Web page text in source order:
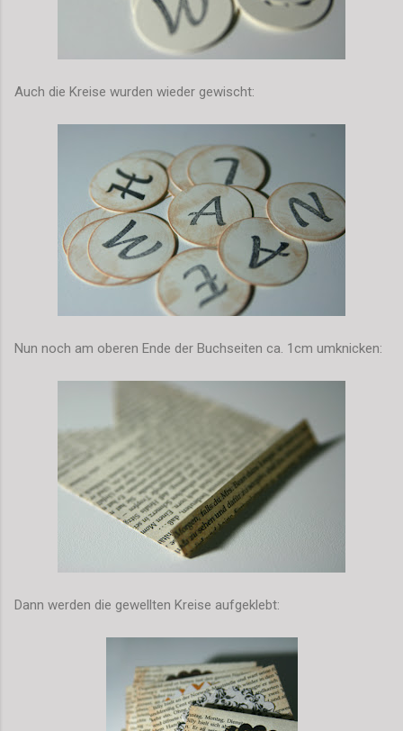
Auch die Kreise wurden wieder gewischt:
Nun noch am oberen Ende der Buchseiten ca. 1cm umknicken:
Dann werden die gewellten Kreise aufgeklebt: